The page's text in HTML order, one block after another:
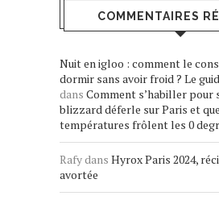
COMMENTAIRES
Nuit en igloo : comment le
dormir sans avoir froid ? Le
dans Comment s’habiller pour
blizzard déferle sur Paris et
températures frôlent les 0
Rafydans Hyrox Paris 2024,
avortée